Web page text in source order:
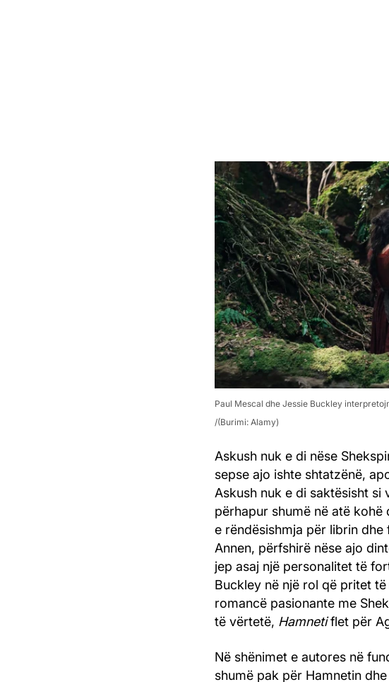
Paul Mescal dhe Jessie Buckley
(Burimi: Alamy)
Askush nuk e di nëse
sepse ajo ishte shtatzënë,
Askush nuk e di saktësisht
përhapur shumë në atë kohë
e rëndësishmja për librin
Annen, përfshirë nëse ajo
jep asaj një personalitet të
Buckley në një rol që pritet
romancë pasionante me
të vërtetë, Hamnetiflet për
Në shënimet e autores në
shumë pak për Hamnetin